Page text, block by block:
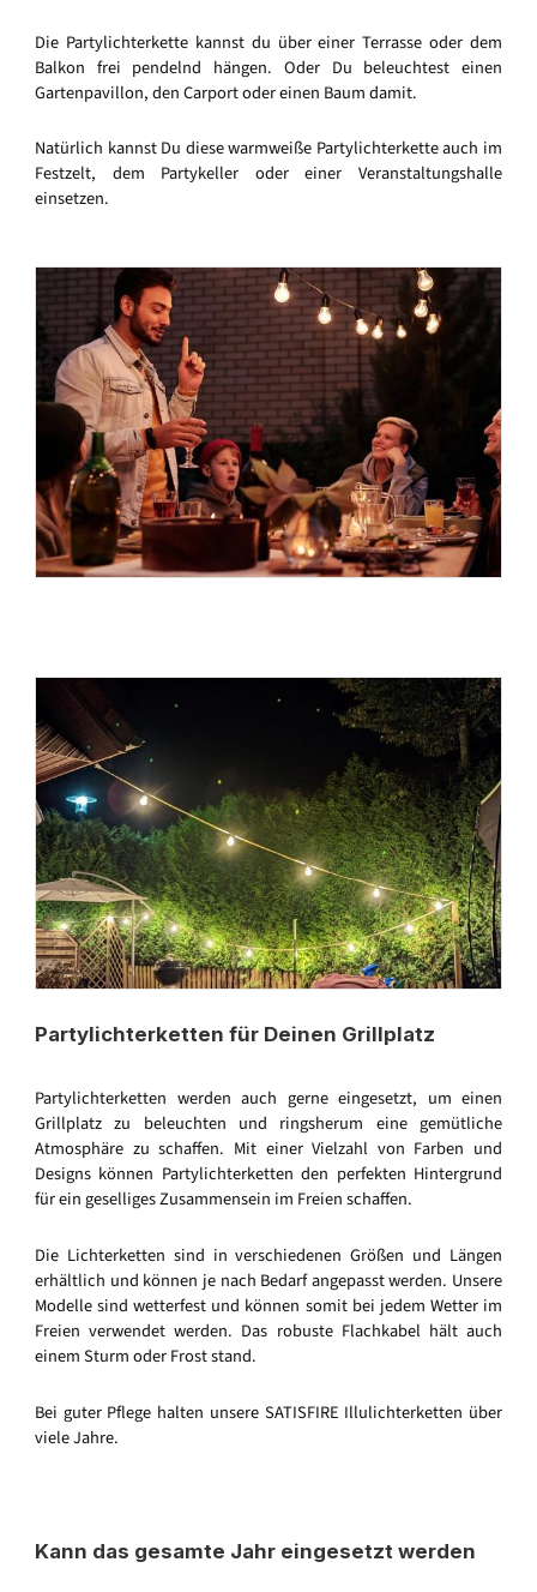
Die Partylichterkette kannst du über einer Terrasse oder dem
Balkon frei pendelnd hängen. Oder Du beleuchtest einen
Gartenpavillon, den Carport oder einen Baum damit.
Natürlich kannst Du diese warmweiße Partylichterkette auch im
Festzelt, dem Partykeller oder einer Veranstaltungshalle
einsetzen.
Partylichterketten für Deinen Grillplatz
Partylichterketten werden auch gerne eingesetzt, um einen
Grillplatz zu beleuchten und ringsherum eine gemütliche
Atmosphäre zu schaffen. Mit einer Vielzahl von Farben und
Designs können Partylichterketten den perfekten Hintergrund
für ein geselliges Zusammensein im Freien schaffen.
Die Lichterketten sind in verschiedenen Größen und Längen
erhältlich und können je nach Bedarf angepasst werden. Unsere
Modelle sind wetterfest und können somit bei jedem Wetter im
Freien verwendet werden. Das robuste Flachkabel hält auch
einem Sturm oder Frost stand.
Bei guter Pflege halten unsere SATISFIRE Illulichterketten über
viele Jahre.
Kann das gesamte Jahr eingesetzt werden